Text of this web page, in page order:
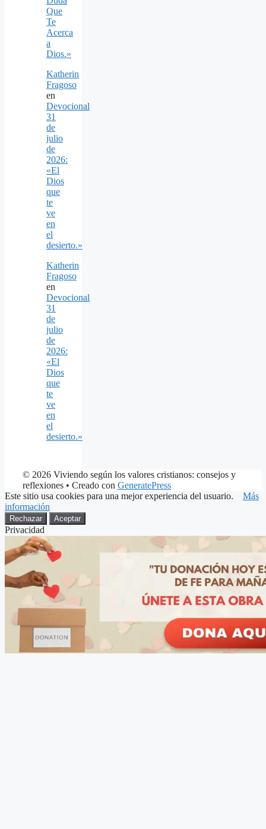
Que
Te
Acerca
a
Dios.»
Katherin
Fragoso
en
Devocional
31
de
julio
de
2026:
«El
Dios
que
te
ve
en
el
desierto.»
Katherin
Fragoso
en
Devocional
31
de
julio
de
2026:
«El
Dios
que
te
ve
en
el
desierto.»
© 2026 Viviendo según los valores cristianos: consejos y
reflexiones • Creado con GeneratePress
Este sitio usa cookies para una mejor experiencia del usuario. Más
información
Rechazar Aceptar
Privacidad